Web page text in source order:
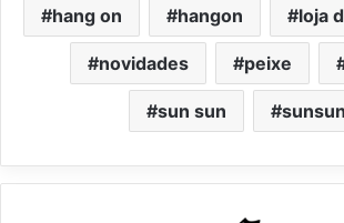
hang on hangon loja
novidades peixe
sun sun sunsun